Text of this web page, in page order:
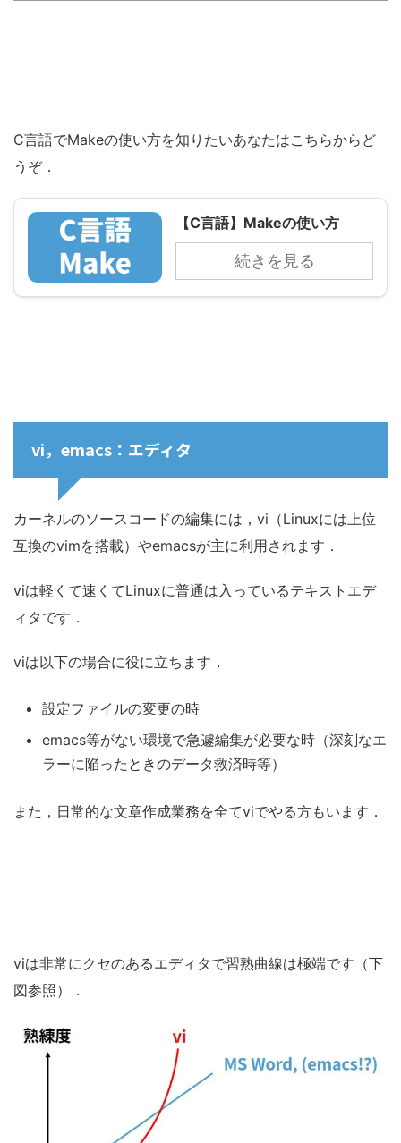
C言語でMakeの使い方を知りたいあなたはこちらからど
うぞ．
【C言語】Makeの使い方
続きを見る
vi，emacs：エディタ
カーネルのソースコードの編集には，vi（Linuxには上位
互換のvimを搭載）やemacsが主に利用されます．
viは軽くて速くてLinuxに普通は入っているテキストエデ
ィタです．
viは以下の場合に役に立ちます．
設定ファイルの変更の時
emacs等がない環境で急遽編集が必要な時（深刻なエ
ラーに陥ったときのデータ救済時等）
また，日常的な文章作成業務を全てviでやる方もいます．
viは非常にクセのあるエディタで習熟曲線は極端です（下
図参照）．